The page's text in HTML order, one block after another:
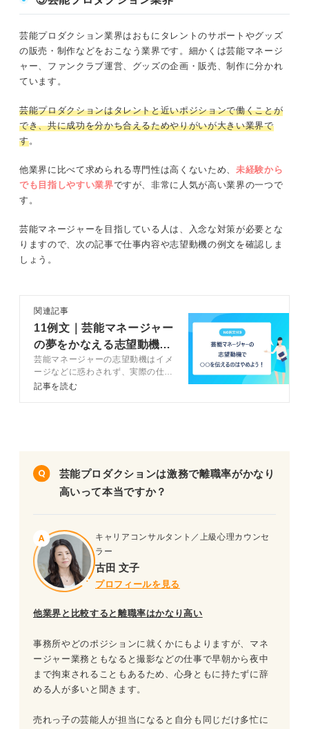
芸能プロダクション業界はおもにタレントのサポートやグッズ
の販売・制作などをおこなう業界です。細かくは芸能マネージ
ャー、ファンクラブ運営、グッズの企画・販売、制作に分かれ
ています。
芸能プロダクションはタレントと近いポジションで働くことが
でき、共に成功を分かち合えるためやりがいが大きい業界で
す。
他業界に比べて求められる専門性は高くないため、 未経験から
でも目指しやすい業界ですが、非常に人気が高い業界の一つで
す。
芸能マネージャーを目指している人は、入念な対策が必要とな
りますので、次の記事で仕事内容や志望動機の例文を確認しま
しょう。
関連記事
11例文｜芸能マネージャー
の夢をかなえる志望動機の
書き方を解説
芸能マネージャーの志望動機はイメ
ージなどに惑わされず、実際の仕事
内容に則した内容にすることが大切
記事を読む
芸能プロダクションは激務で離職率がかなり
高いって本当ですか？
キャリアコンサルタント／上級心理カウンセ
ラー
古田 文子
プロフィールを見る
他業界と比較すると離職率はかなり高い
事務所やどのポジションに就くかにもよりますが、マネ
ージャー業務ともなると撮影などの仕事で早朝から夜中
まで拘束されることもあるため、心身ともに持たずに辞
める人が多いと聞きます。
売れっ子の芸能人が担当になると自分も同じだけ多忙に